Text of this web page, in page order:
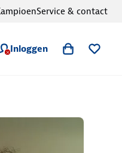
Inloggen
Service & contact